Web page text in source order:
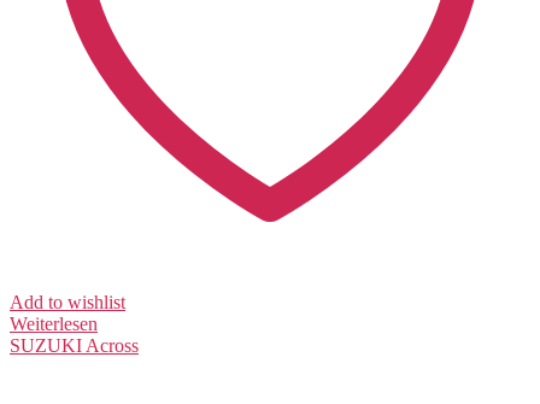
Add to wishlist
Weiterlesen
SUZUKI Across